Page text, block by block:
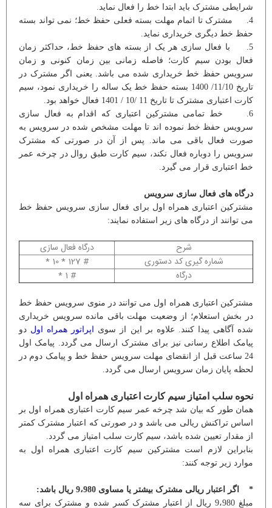
شرایطی مشترک باید ابتدا خط را فعال نماید.
4. مشترک تا اتمام مهلت بسته فعلی حفظ خط؛ نمی تواند بسته
حفظ خط دیگری خریداری نماید.
5. با فعال سازی هر یک از بسته های حفظ خط، حداکثر زمان
فعال بودن سیم کارت؛ فاصله زمانی بین زمان کنونی و زمان
سرویس حفظ خط خریداری شده می باشد. یعنی اگر مشترک در
تاریخ 11/10/ 1400 بسته حفظ خط یک ساله را خریداری نمود، سیم
کارت اعتباری مشترک تا تاریخ 11 /10 / 1401 فعال خواهد بود.
6. خط تمامی مشترکین اعتباری که اقدام به فعال سازی
سرویس حفظ خط نموده اند تا مهلت مشخص شده در سرویس به
صورت فعال باقی می ماند. پس از آن در صورتی که مشترک
سرویس را دوباره فعال نکند، سیم کارت طبق روال در چرخه عمر
خط اعتباری قرار می گیرد.
درگاه های فعال سازی سرویس
مشترکین اعتباری همراه اول برای فعال سازی سرویس حفظ خط
می توانند از درگاه های زیر استفاده نمایند:
شرح
درگاه فعال سازی
شماره گیری کد دستوری
# 127 * 10 *
درگاه
# 1 *
مشترکین اعتباری همراه اول می توانند در منوی سرویس حفظ خط
در بخش استعلام؛ از وضعیت مهلت باقی مانده سرویس خریداری
شده آگاهی پیدا کنند. علاوه بر این از سوی اپراتور همراه اول دو
پیامک اطلاع رسانی نیز برای مشترک ارسال می گردد. پیامک اول
24 ساعت قبل از انقضای مهلت سرویس حفظ خط و پیامک دوم در
لحظه پایان زمان سرویس ارسال می گردد.
نحوه سلب امتیاز سیم کارت اعتباری همراه اول
همان طور که بیان شد چرخه عمر سیم کارت اعتباری همراه اول بر
اساس تراکنش ریالی می باشد و در صورتی که اعتبار مشترک کمتر
از مقدار تعیین شده باشد، سیم کارت سلب امتیاز می گردد.
بنابراین لازم است مشترکین سیم کارت اعتباری همراه اول به
موارد زیر توجه کنند:
* اگر اعتبار ریالی مشترک بیشتر یا مساوی 9،980 ریال باشد:
مبلغ 9،980 ریال از اعتبار مشترک کسر شده و مشترک برای سه